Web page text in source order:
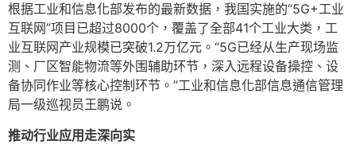
根据工业和信息化部发布的最新数据，我国实施的“5G+工业
互联网”项目已超过8000个，覆盖了全部41个工业大类，工
业互联网产业规模已突破1.2万亿元。“5G已经从生产现场监
测、厂区智能物流等外围辅助环节，深入远程设备操控、设
备协同作业等核心控制环节。”工业和信息化部信息通信管理
局一级巡视员王鹏说。
推动行业应用走深向实